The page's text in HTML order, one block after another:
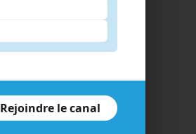
Rejoindre le canal